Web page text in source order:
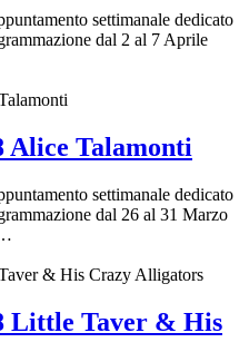
settimanale dedicato
dal 2 al 7 Aprile
Alice Talamonti
settimanale dedicato
dal 26 al 31 Marzo
Little Taver & His